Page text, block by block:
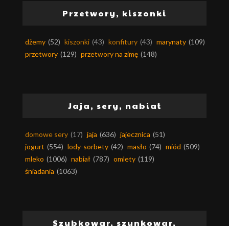
Przetwory, kiszonki
dżemy (52) kiszonki (43) konfitury (43) marynaty (109)
przetwory (129) przetwory na zimę (148)
Jaja, sery, nabiał
domowe sery (17) jaja (636) jajecznica (51)
jogurt (554) lody-sorbety (42) masło (74) miód (509)
mleko (1006) nabiał (787) omlety (119)
śniadania (1063)
Szybkowar, szynkowar,